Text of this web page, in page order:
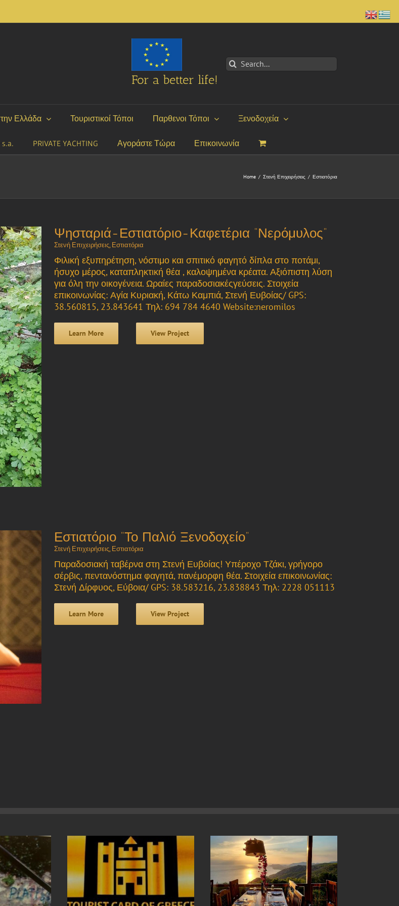
For a better life!
Search
for:
Ελλάδα Τουριστικοί Τόποι Παρθενοι Τόποι Ξενοδοχεία
PRIVATE YACHTING Αγοράστε Τώρα Επικοινωνία
Home / Στενή Επιχειρήσεις / Εστιατόρια
Ψησταριά-Εστιατόριο-Καφετέρια “Νερόμυλος”
Στενή Επιχειρήσεις, Εστιατόρια
Φιλική εξυπηρέτηση, νόστιμο και σπιτικό φαγητό δίπλα στο ποτάμι,
ήσυχο μέρος, καταπληκτική θέα , καλοψημένα κρέατα. Αξιόπιστη λύση
για όλη την οικογένεια. Ωραίες παραδοσιακέςγεύσεις. Στοιχεία
επικοινωνίας: Αγία Κυριακή, Κάτω Καμπιά, Στενή Ευβοίας/ GPS:
38.560815, 23.843641 Τηλ: 694 784 4640 Website:neromilos
Learn More View Project
Εστιατόριο “Το Παλιό Ξενοδοχείο”
Στενή Επιχειρήσεις, Εστιατόρια
Παραδοσιακή ταβέρνα στη Στενή Ευβοίας! Υπέροχο Τζάκι, γρήγορο
σέρβις, πεντανόστημα φαγητά, πανέμορφη θέα. Στοιχεία επικοινωνίας:
Στενή Δίρφυος, Εύβοια/ GPS: 38.583216, 23.838843 Τηλ: 2228 051113
Learn More View Project